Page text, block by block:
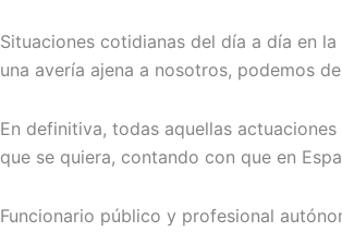
Situaciones cotidianas del día a día en
una avería ajena a nosotros, podemos
En definitiva, todas aquellas
que se quiera, contando con que en
Funcionario público y profesional